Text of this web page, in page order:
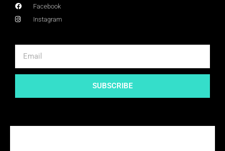
Facebook
Instagram
SUBSCRIBE